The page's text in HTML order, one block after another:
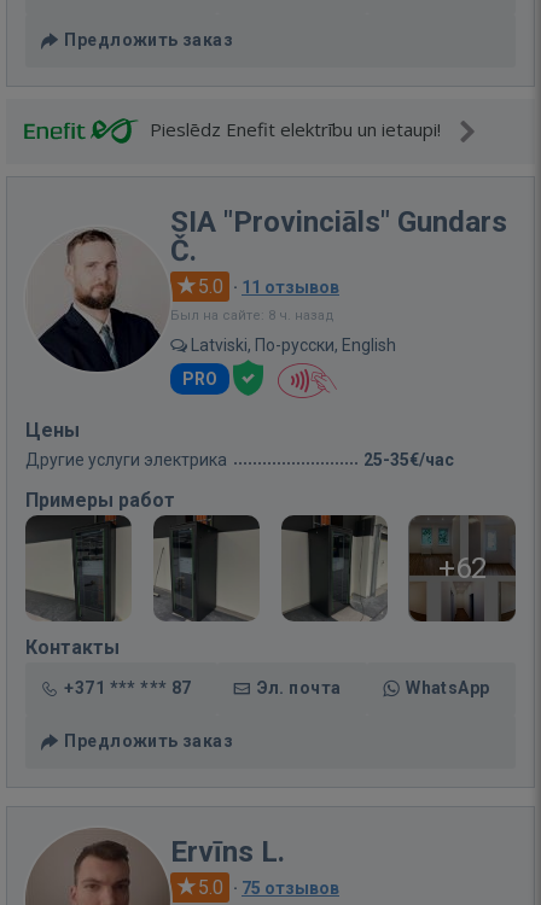
Предложить заказ
Pieslēdz Enefit elektrību un ietaupi!
SIA "Provinciāls" Gundars
Č.
5.0 · 11 отзывов
Был на сайте: 8 ч. назад
Latviski, По-русски, English
PRO
Цены
Другие услуги электрика 25-35€/час
Примеры работ
+62
Контакты
+371 *** *** 87 Эл. почта WhatsApp
Предложить заказ
Ervīns L.
5.0 · 75 отзывов